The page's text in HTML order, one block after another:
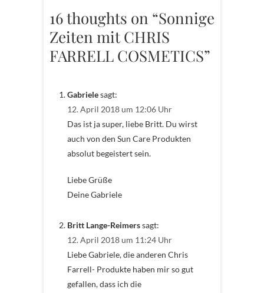
16 thoughts on “Sonnige
Zeiten mit CHRIS
FARRELL COSMETICS”
Gabrielesagt:
12. April 2018 um 12:06 Uhr
Das ist ja super, liebe Britt. Du wirst
auch von den Sun Care Produkten
absolut begeistert sein.
Liebe Grüße
Deine Gabriele
Britt Lange-Reimerssagt:
12. April 2018 um 11:24 Uhr
Liebe Gabriele, die anderen Chris
Farrell- Produkte haben mir so gut
gefallen, dass ich die